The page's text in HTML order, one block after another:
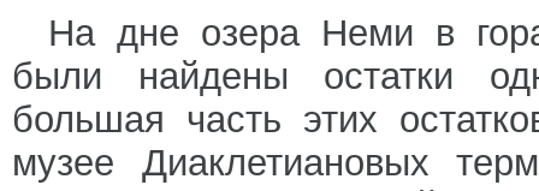
На дне озера Неми в
были найдены остатки
большая часть этих
музее Диаклетиановых